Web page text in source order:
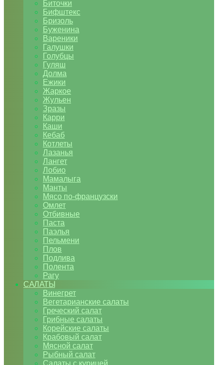
Биточки
Бифштекс
Бризоль
Буженина
Вареники
Галушки
Голубцы
Гуляш
Долма
Ежики
Жаркое
Жульен
Зразы
Карри
Каши
Кебаб
Котлеты
Лазанья
Лангет
Лобио
Мамалыга
Манты
Мясо по-французски
Омлет
Отбивные
Паста
Паэлья
Пельмени
Плов
Подлива
Полента
Рагу
САЛАТЫ
Винегрет
Вегетарианские салаты
Греческий салат
Грибные салаты
Корейские салаты
Крабовый салат
Мясной салат
Рыбный салат
Салаты с курицей